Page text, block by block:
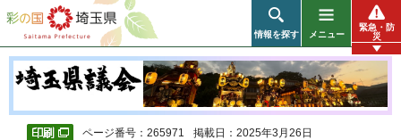
彩の国 埼玉県
情報を探す メニュー
緊急・防
災
ページ番号：265971 掲載日：2025年3月26日